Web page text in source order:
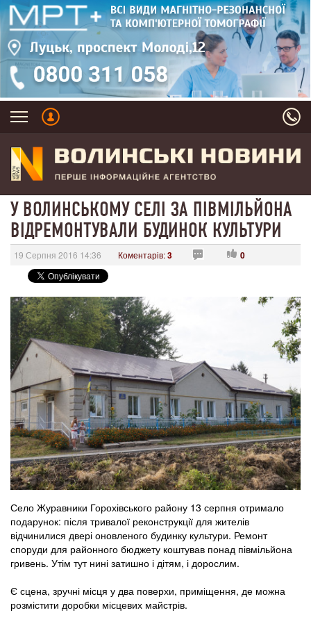
У ВОЛИНСЬКОМУ СЕЛІ ЗА ПІВМІЛЬЙОНА
ВІДРЕМОНТУВАЛИ БУДИНОК КУЛЬТУРИ
19 Серпня 2016 14:36 Коментарів:3 0
Село Журавники Горохівського району 13 серпня отримало
подарунок: після тривалої реконструкції для жителів
відчинилися двері оновленого будинку культури. Ремонт
споруди для районного бюджету коштував понад півмільйона
гривень. Утім тут нині затишно і дітям, і дорослим.
Є сцена, зручні місця у два поверхи, приміщення, де можна
розмістити доробки місцевих майстрів.